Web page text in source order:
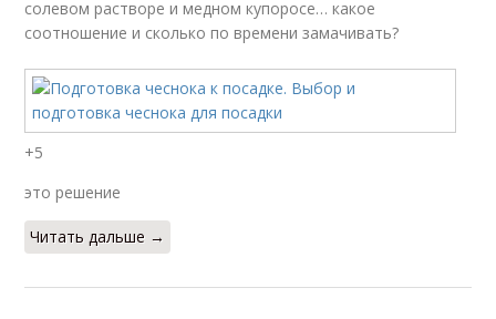
солевом растворе и медном купоросе… какое
соотношение и сколько по времени замачивать?
+5
это решение
Читать дальше →